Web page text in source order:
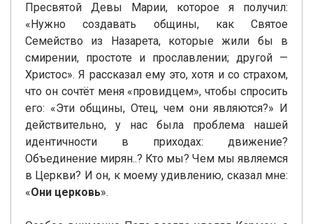
Пресвятой Девы Марии, которое я получил:
«Нужно создавать общины, как Святое
Семейство из Назарета, которые жили бы в
смирении, простоте и прославлении; другой —
Христос». Я рассказал ему это, хотя и со страхом,
что он сочтёт меня «провидцем», чтобы спросить
его: «Эти общины, Отец, чем они являются?» И
действительно, у нас была проблема нашей
идентичности в приходах: движение?
Объединение мирян..? Кто мы? Чем мы являемся
в Церкви? И он, к моему удивлению, сказал мне:
«Они церковь».